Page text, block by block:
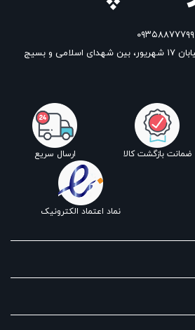
۰۹۳۵۸۸۷۷۷۹۹
آدرس انبار: تهران، شادآباد، خیابان ١٧ شهریور، بین شهدای اسلامی و بسیج
ضمانت بازگشت کالا ارسال سریع
نماد اعتماد الکترونیک